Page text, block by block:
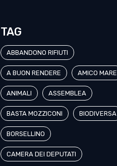
TAG
ABBANDONO RIFIUTI
A BUON RENDERE AMICO MARE
ANIMALI ASSEMBLEA
BASTA MOZZICONI BIODIVERSA
BORSELLINO
CAMERA DEI DEPUTATI